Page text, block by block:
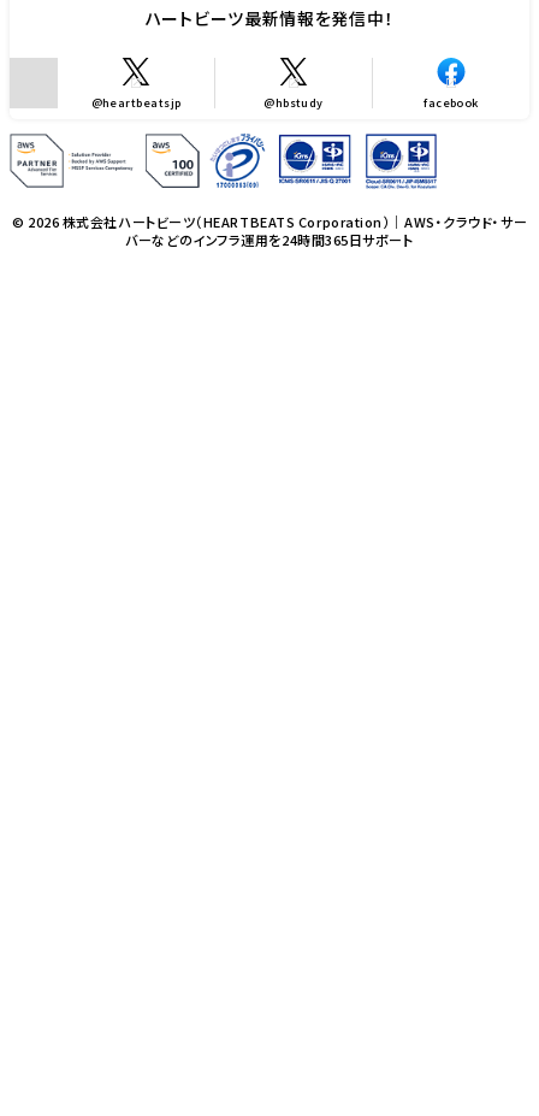
ハートビーツ最新情報を発信中！
@heartbeatsjp @hbstudy facebook
© 2026 株式会社ハートビーツ（HEARTBEATS Corporation）｜AWS・クラウド・サー
バーなどのインフラ運用を24時間365日サポート